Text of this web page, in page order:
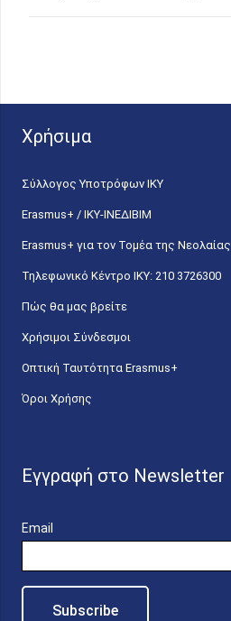
Χρήσιμα
Σύλλογος Υποτρόφων ΙΚΥ
Erasmus+ / ΙΚΥ-ΙΝΕΔΙΒΙΜ
Erasmus+ για τον Τομέα της Νεολαίας
Τηλεφωνικό Κέντρο IKY: 210 3726300
Πώς θα μας βρείτε
Χρήσιμοι Σύνδεσμοι
Οπτική Ταυτότητα Erasmus+
Όροι Χρήσης
Εγγραφή στο Newsletter
Email